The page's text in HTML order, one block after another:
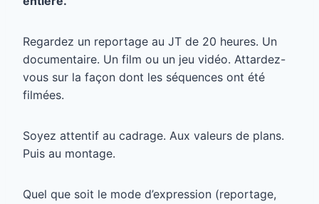
Regardez un reportage au JT de 20 heures. Un
documentaire. Un film ou un jeu vidéo. Attardez-
vous sur la façon dont les séquences ont été
filmées.
Soyez attentif au cadrage. Aux valeurs de plans.
Puis au montage.
Quel que soit le mode d’expression (reportage,